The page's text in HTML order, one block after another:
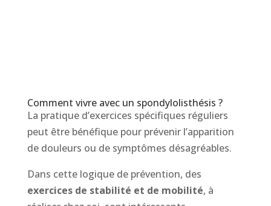
Comment vivre avec un spondylolisthésis ?
La pratique d’exercices spécifiques réguliers
peut être bénéfique pour prévenir l’apparition
de douleurs ou de symptômes désagréables.
Dans cette logique de prévention, des
exercices de stabilité et de mobilité, à